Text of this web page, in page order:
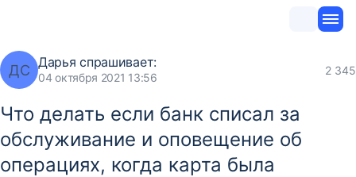
ДС Дарья спрашивает:
04 октября 2021 13:56
2 345
Что делать если банк списал за
обслуживание и оповещение об
операциях, когда карта была